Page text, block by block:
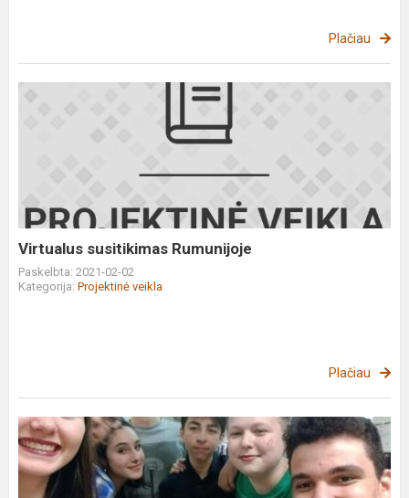
Plačiau
Virtualus
Virtualus susitikimas Rumunijoje
Paskelbta: 2021-02-02
Kategorija: Projektinė veikla
Plačiau
Geriausios
nuotraukos
rinkimai